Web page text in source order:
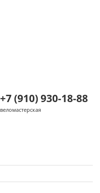
+7 (910) 930-18-88
веломастерская